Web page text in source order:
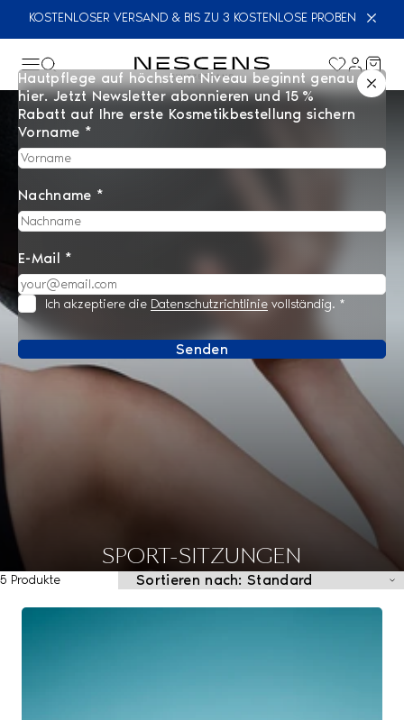
KOSTENLOSER VERSAND & BIS ZU 3 KOSTENLOSE PROBEN
SPORT-SITZUNGEN
5 Produkte
Hautpflege auf höchstem Niveau beginnt genau
hier. Jetzt Newsletter abonnieren und 15 %
Rabatt auf Ihre erste Kosmetikbestellung sichern
Vorname *
Nachname *
E-Mail *
Ich akzeptiere die Datenschutzrichtlinie vollständig. *
Senden